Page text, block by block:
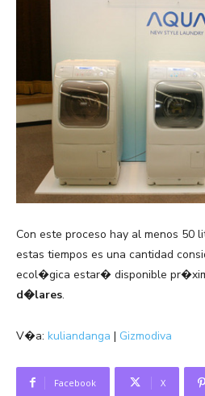
Con este proceso hay al menos 50
estas tiempos es una cantidad
ecol�gica estar� disponible
d�lares.
V�a: kuliandanga | Gizmodiva
Facebook X